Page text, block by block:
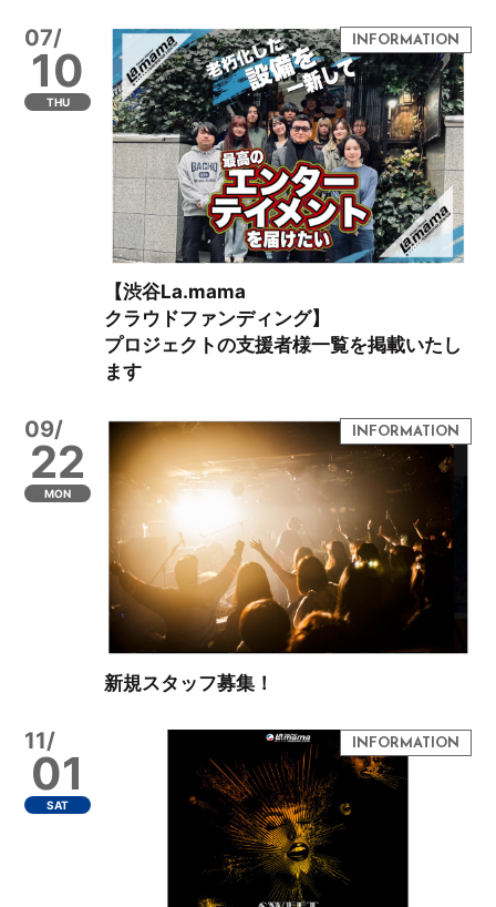
07/
10
THU
【渋谷La.mama
クラウドファンディング】
プロジェクトの支援者様一覧を掲載いたし
ます
09/
22
MON
新規スタッフ募集！
11/
01
SAT